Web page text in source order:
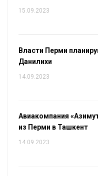
15.09.2023
Власти Перми
Данилихи
14.09.2023
Авиакомпания
из Перми в Ташкент
14.09.2023